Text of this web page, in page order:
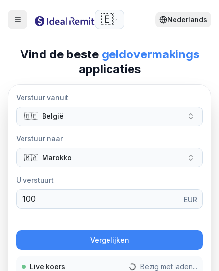
🇧🇪 Nederlands
Vind de beste geldovermakings
applicaties
Verstuur vanuit
🇧🇪 België
Verstuur naar
🇲🇦 Marokko
U verstuurt
EUR
Vergelijken
Live koers Bezig met laden...